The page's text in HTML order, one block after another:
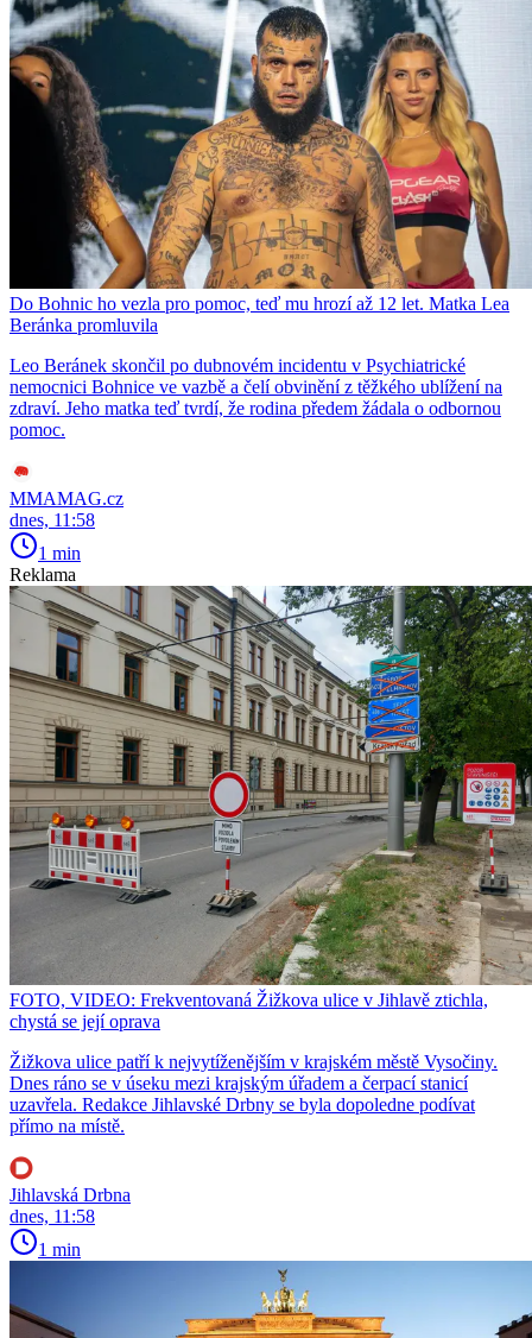
Do Bohnic ho vezla pro pomoc, teď mu hrozí až 12 let. Matka Lea
Beránka promluvila
Leo Beránek skončil po dubnovém incidentu v Psychiatrické
nemocnici Bohnice ve vazbě a čelí obvinění z těžkého ublížení na
zdraví. Jeho matka teď tvrdí, že rodina předem žádala o odbornou
pomoc.
MMAMAG.cz
dnes, 11:58
1 min
Reklama
FOTO, VIDEO: Frekventovaná Žižkova ulice v Jihlavě ztichla,
chystá se její oprava
Žižkova ulice patří k nejvytíženějším v krajském městě Vysočiny.
Dnes ráno se v úseku mezi krajským úřadem a čerpací stanicí
uzavřela. Redakce Jihlavské Drbny se byla dopoledne podívat
přímo na místě.
Jihlavská Drbna
dnes, 11:58
1 min